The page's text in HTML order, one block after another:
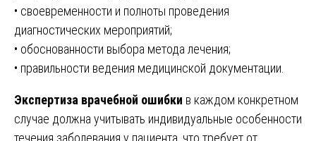
• своевременности и полноты проведения
диагностических мероприятий;
• обоснованности выбора метода лечения;
• правильности ведения медицинской документации.
Экспертиза врачебной ошибки в каждом конкретном
случае должна учитывать индивидуальные особенности
течения заболевания у пациента, что требует от